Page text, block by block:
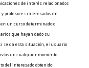
de interés relacionados
y profesores interesados en
un curso determinado o
que hayan dado su
se da esta situación, el usuario
en cualquier momento.
del interesado obtenido